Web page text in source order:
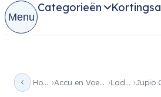
Menu
Categorieën
Home Accu en Voeding Laders